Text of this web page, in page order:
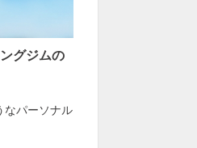
グジムの
なパーソナル